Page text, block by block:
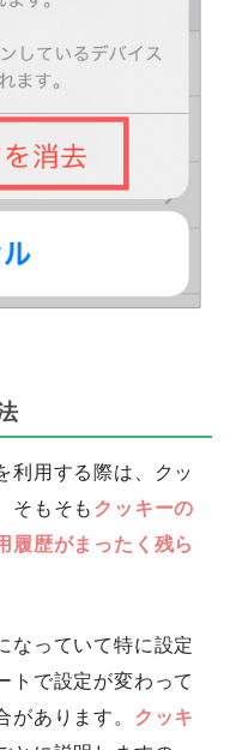
利用する際は、クッ
そもそも クッキーの
履歴がまったく残ら
なっていて特に設定
トで設定が変わって
があります。 クッキ